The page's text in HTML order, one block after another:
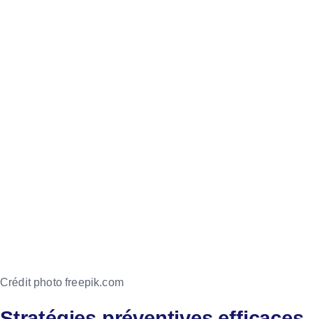
Crédit photo freepik.com